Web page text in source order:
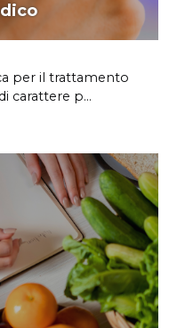
per il trattamento
carattere p...